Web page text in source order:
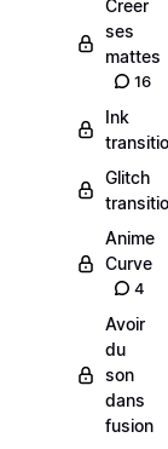
Creer
ses
mattes
16
Ink
Glitch
Anime
Curve
4
Avoir
du
son
dans
fusion